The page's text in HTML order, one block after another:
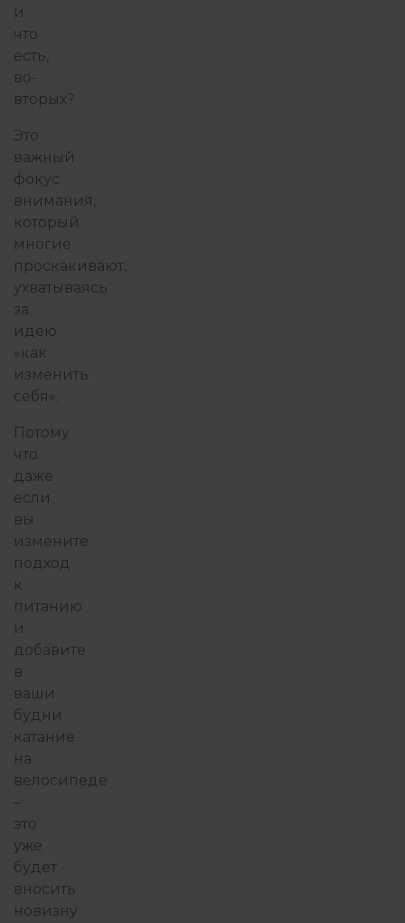
и
что
есть,
во-
вторых?
Это
важный
фокус
внимания,
который
многие
проскакивают,
ухватываясь
за
идею
«как
изменить
себя».
Потому
что
даже
если
вы
измените
подход
к
питанию
и
добавите
в
ваши
будни
катание
на
велосипеде
–
это
уже
будет
вносить
новизну